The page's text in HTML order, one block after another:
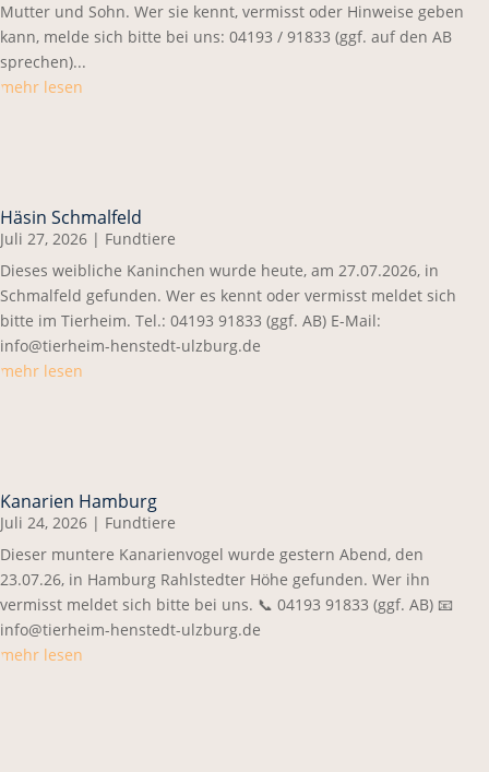
Mutter und Sohn. Wer sie kennt, vermisst oder Hinweise geben
kann, melde sich bitte bei uns: 04193 / 91833 (ggf. auf den AB
sprechen)...
mehr lesen
Häsin Schmalfeld
Juli 27, 2026 | Fundtiere
Dieses weibliche Kaninchen wurde heute, am 27.07.2026, in
Schmalfeld gefunden. Wer es kennt oder vermisst meldet sich
bitte im Tierheim. Tel.: 04193 91833 (ggf. AB) E-Mail:
info@tierheim-henstedt-ulzburg.de
mehr lesen
Kanarien Hamburg
Juli 24, 2026 | Fundtiere
Dieser muntere Kanarienvogel wurde gestern Abend, den
23.07.26, in Hamburg Rahlstedter Höhe gefunden. Wer ihn
vermisst meldet sich bitte bei uns. 📞 04193 91833 (ggf. AB) 📧
info@tierheim-henstedt-ulzburg.de
mehr lesen